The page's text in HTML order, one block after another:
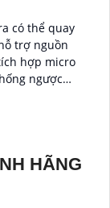
có thể quay
trợ nguồn
hợp micro
ngược
HÃNG